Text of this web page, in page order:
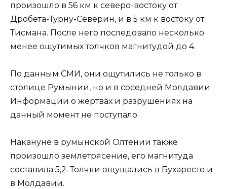
произошло в 56 км к северо-востоку от
Дробета-Турну-Северин, и в 5 км к востоку от
Тисмана. После него последовало несколько
менее ощутимых толчков магнитудой до 4.
По данным СМИ, они ощутились не только в
столице Румынии, но и в соседней Молдавии.
Информации о жертвах и разрушениях на
данный момент не поступало.
Накануне в румынской Олтении также
произошло землетрясение, его магнитуда
составила 5,2. Толчки ощущались в Бухаресте и
в Молдавии.